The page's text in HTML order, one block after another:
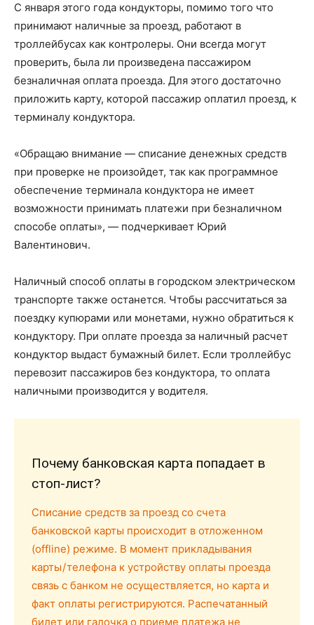
С января этого года кондукторы, помимо того что
принимают наличные за проезд, работают в
троллейбусах как контролеры. Они всегда могут
проверить, была ли произведена пассажиром
безналичная оплата проезда. Для этого достаточно
приложить карту, которой пассажир оплатил проезд, к
терминалу кондуктора.
«Обращаю внимание — списание денежных средств
при проверке не произойдет, так как программное
обеспечение терминала кондуктора не имеет
возможности принимать платежи при безналичном
способе оплаты», — подчеркивает Юрий
Валентинович.
Наличный способ оплаты в городском электрическом
транспорте также останется. Чтобы рассчитаться за
поездку купюрами или монетами, нужно обратиться к
кондуктору. При оплате проезда за наличный расчет
кондуктор выдаст бумажный билет. Если троллейбус
перевозит пассажиров без кондуктора, то оплата
наличными производится у водителя.
Почему банковская карта попадает в
стоп-лист?
Списание средств за проезд со счета
банковской карты происходит в отложенном
(offline) режиме. В момент прикладывания
карты / телефона к устройству оплаты проезда
связь с банком не осуществляется, но карта и
факт оплаты регистрируются. Распечатанный
билет или галочка о приеме платежа не